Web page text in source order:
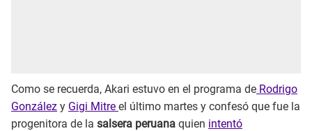
Como se recuerda, Akari estuvo en el programa de Rodrigo
González y Gigi Mitre el último martes y confesó que fue la
progenitora de la salsera peruana quien intentó